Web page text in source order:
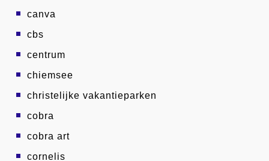
canva
cbs
centrum
chiemsee
christelijke vakantieparken
cobra
cobra art
cornelis